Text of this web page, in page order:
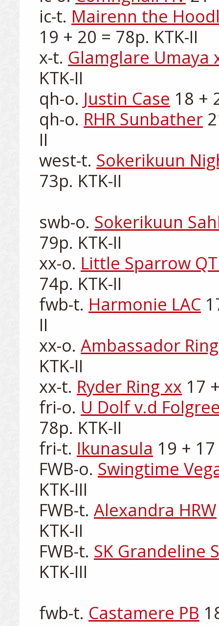
ic-t. Mairenn the
19 + 20 = 78p. KTK-II
x-t. Glamglare Umaya
KTK-II
qh-o. Justin Case 18 +
qh-o. RHR Sunbather
II
west-t. Sokerikuun
73p. KTK-II
swb-o. Sokerikuun
79p. KTK-II
xx-o. Little Sparrow
74p. KTK-II
fwb-t. Harmonie LAC
II
xx-o. Ambassador
KTK-II
xx-t. Ryder Ring xx 17
fri-o. U Dolf v.d
78p. KTK-II
fri-t. Ikunasula 19 +
FWB-o. Swingtime
KTK-III
FWB-t. Alexandra HRW
KTK-II
FWB-t. SK Grandeline
KTK-III
fwb-t. Castamere PB